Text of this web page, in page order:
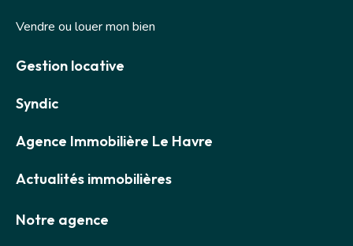
Vendre ou louer mon bien
Gestion locative
Syndic
Agence Immobilière Le Havre
Actualités immobilières
Notre agence